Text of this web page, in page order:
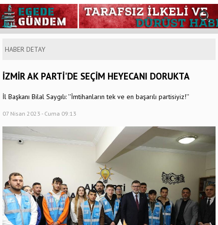
HABER DETAY
İZMİR AK PARTİ'DE SEÇİM HEYECANI DORUKTA
İl Başkanı Bilal Saygılı: ''İmtihanların tek ve en başarılı partisiyiz!''
07 Nisan 2023 - Cuma 09:13